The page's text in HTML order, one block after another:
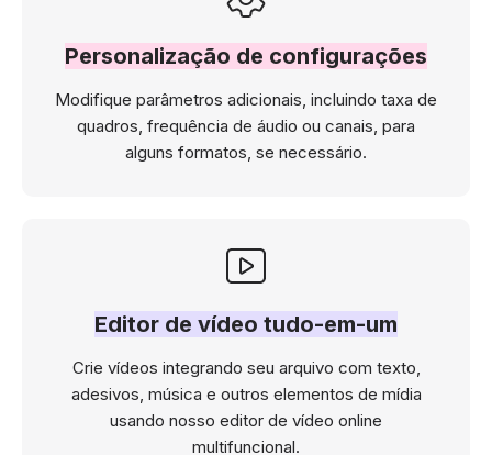
Personalização de configurações
Modifique parâmetros adicionais, incluindo taxa de
quadros, frequência de áudio ou canais, para
alguns formatos, se necessário.
Editor de vídeo tudo-em-um
Crie vídeos integrando seu arquivo com texto,
adesivos, música e outros elementos de mídia
usando nosso editor de vídeo online
multifuncional.